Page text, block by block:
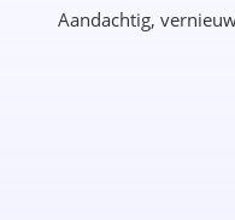
Aandachtig,